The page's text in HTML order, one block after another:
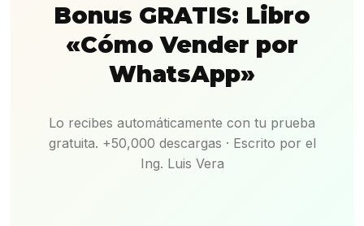
Bonus GRATIS: Libro
«Cómo Vender por
WhatsApp»
Lo recibes automáticamente con tu prueba
gratuita. +50,000 descargas · Escrito por el
Ing. Luis Vera